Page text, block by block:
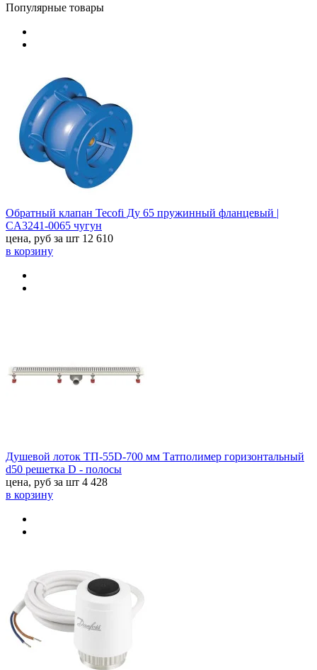
Популярные товары
Обратный клапан Tecofi Ду 65 пружинный фланцевый |
CA3241-0065 чугун
цена, руб за шт 12 610
в корзину
Душевой лоток ТП-55D-700 мм Татполимер горизонтальный
d50 решетка D - полосы
цена, руб за шт 4 428
в корзину